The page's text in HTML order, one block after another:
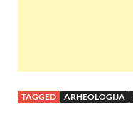
TAGGED ARHEOLOGIJA